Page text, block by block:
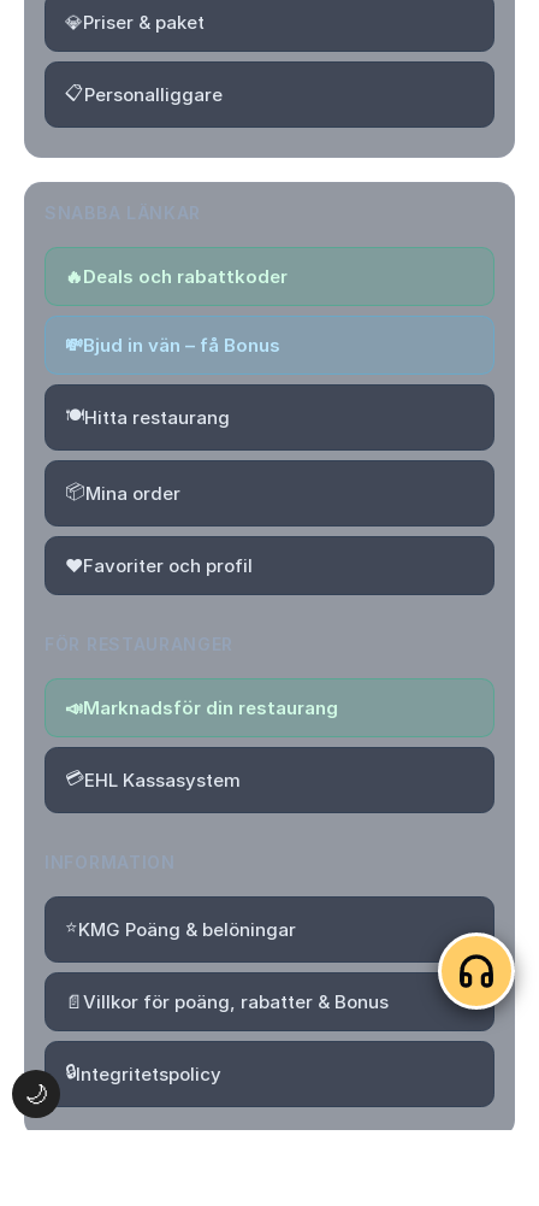
🌙
💎Priser & paket
📋Personalliggare
🔥Deals och rabattkoder
💸Bjud in vän – få Bonus
🍽️Hitta restaurang
📦Mina order
❤️Favoriter och profil
📣Marknadsför din restaurang
💳EHL Kassasystem
⭐KMG Poäng & belöningar
📄Villkor för poäng, rabatter & Bonus
🔒Integritetspolicy